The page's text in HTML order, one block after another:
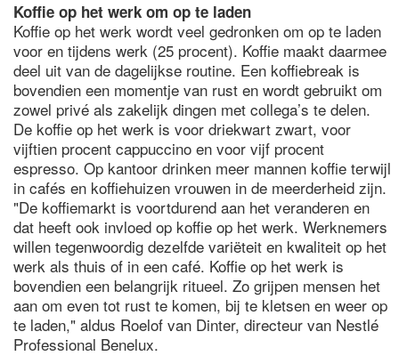
Koffie op het werk om op te laden
Koffie op het werk wordt veel gedronken om op te laden
voor en tijdens werk (25 procent). Koffie maakt daarmee
deel uit van de dagelijkse routine. Een koffiebreak is
bovendien een momentje van rust en wordt gebruikt om
zowel privé als zakelijk dingen met collega’s te delen.
De koffie op het werk is voor driekwart zwart, voor
vijftien procent cappuccino en voor vijf procent
espresso. Op kantoor drinken meer mannen koffie terwijl
in cafés en koffiehuizen vrouwen in de meerderheid zijn.
"De koffiemarkt is voortdurend aan het veranderen en
dat heeft ook invloed op koffie op het werk. Werknemers
willen tegenwoordig dezelfde variëteit en kwaliteit op het
werk als thuis of in een café. Koffie op het werk is
bovendien een belangrijk ritueel. Zo grijpen mensen het
aan om even tot rust te komen, bij te kletsen en weer op
te laden," aldus Roelof van Dinter, directeur van Nestlé
Professional Benelux.